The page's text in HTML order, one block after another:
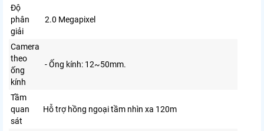
Độ
phân
giải
2.0 Megapixel
Camera
theo
ống
kính
- Ống kính: 12~50mm.
Tầm
quan
sát
Hỗ trợ hồng ngoại tầm nhìn xa 120m